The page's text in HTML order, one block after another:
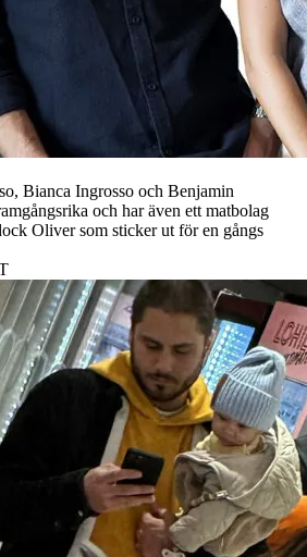
Bianca Ingrosso och Benjamin
och har även ett matbolag
Oliver som sticker ut för en gångs